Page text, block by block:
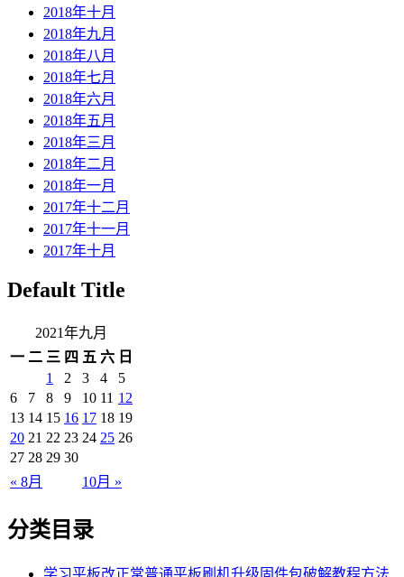
2018年十月
2018年九月
2018年八月
2018年七月
2018年六月
2018年五月
2018年三月
2018年二月
2018年一月
2017年十二月
2017年十一月
2017年十月
Default Title
2021年九月
一 二 三 四 五 六 日
« 8月 10月 »
1 2 3 4
5
6
7 8 9 10 11 12
13 14 15 16 17 18 19
20 21 22 23 24 25 26
27 28 29 30
分类目录
学习平板改正常普通平板刷机升级固件包破解教程方法